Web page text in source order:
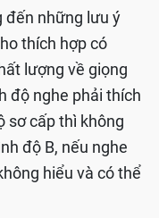
đến những lưu ý
thích hợp có
lượng về giọng
độ nghe phải thích
sơ cấp thì không
độ B, nếu nghe
hiểu và có thể